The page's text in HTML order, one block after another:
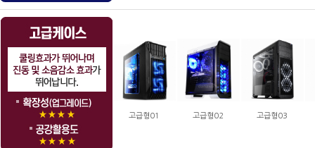
고급형01 고급형02 고급형03